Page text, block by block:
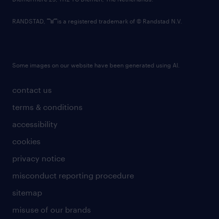
contact us
terms & conditions
accessibility
cookies
privacy notice
misconduct reporting procedure
sitemap
misuse of our brands
RANDSTAD, is a registered trademark of © Randstad N.V.
Some images on our website have been generated using AI.